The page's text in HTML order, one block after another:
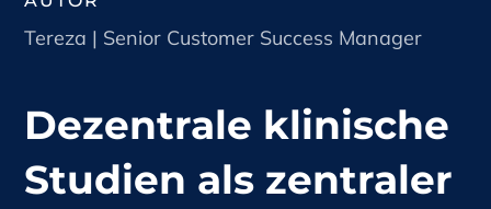
Dezentrale klinische
Studien als zentraler
Tereza | Senior Customer Success Manager